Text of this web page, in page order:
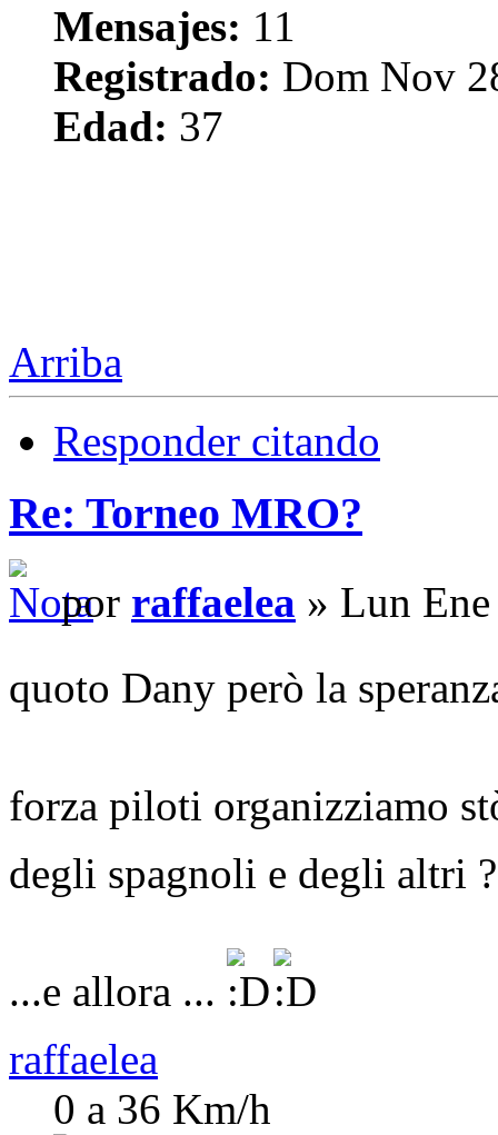
Mensajes: 11
Registrado: Dom Nov
Edad: 37
Arriba
Responder citando
Re: Torneo MRO?
por raffaelea » Lun
quoto Dany però la
forza piloti organizziamo
degli spagnoli e degli altri
...e allora ...
raffaelea
0 a 36 Km/h